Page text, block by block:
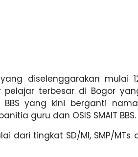
diselenggarakan mulai
terbesar di Bogor
yang kini berganti
guru dan OSIS SMAIT BBS.
tingkat SD/MI, SMP/MTs